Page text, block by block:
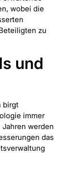
wobei die
zu
und
birgt
immer
werden
das